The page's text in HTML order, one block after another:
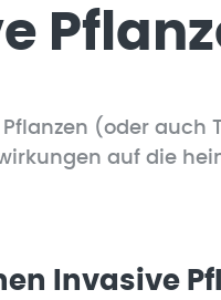
Pflanzen (oder
auf die
Invasive